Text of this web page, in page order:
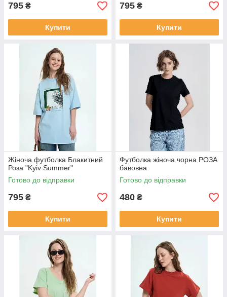
795 ₴
Купити
795 ₴
Купити
Жіноча футболка Блакитний
Роза "Kyiv Summer"
Готово до відправки
795 ₴
Купити
Футболка жіноча чорна РОЗА
бавовна
Готово до відправки
480 ₴
Купити